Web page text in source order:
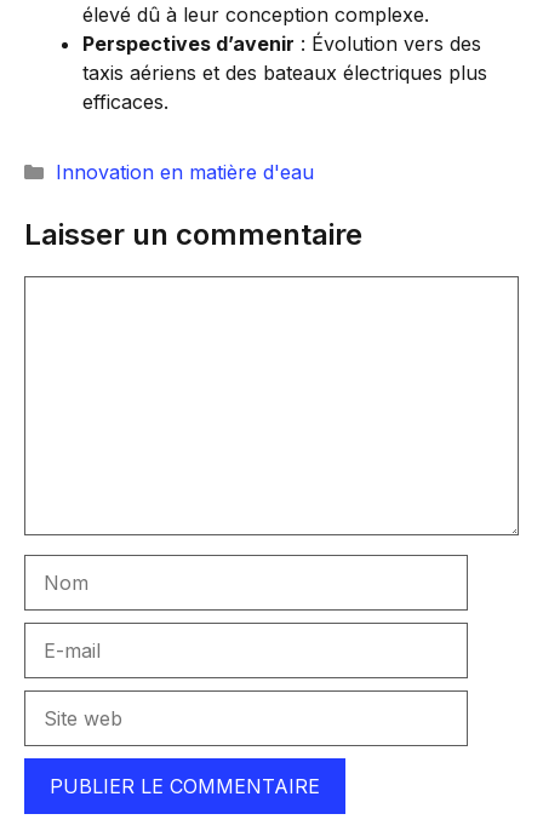
élevé dû à leur conception complexe.
Perspectives d’avenir : Évolution vers des
taxis aériens et des bateaux électriques plus
efficaces.
Catégories
Innovation en matière d'eau
Laisser un commentaire
mail
web